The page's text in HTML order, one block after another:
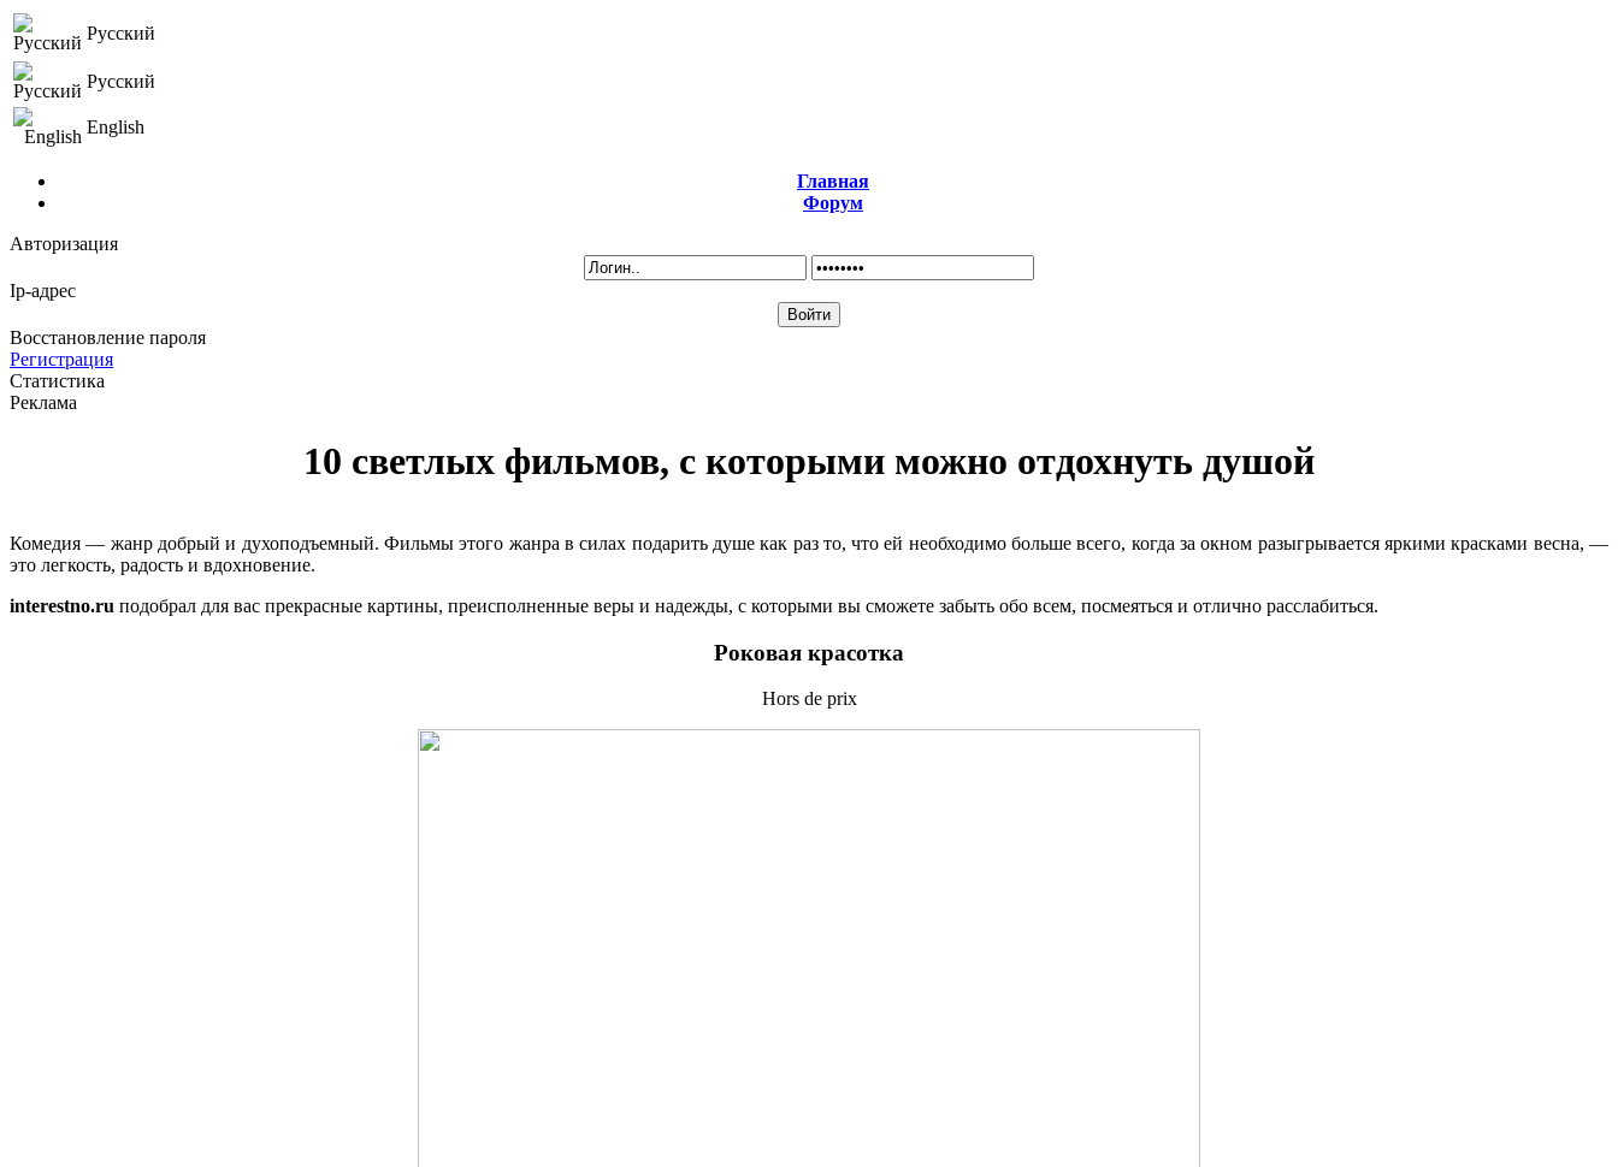
Русский
Русский
English
Главная
Форум
Авторизация
Ip-адрес
Восстановление пароля
Регистрация
Статистика
Реклама
10 светлых фильмов, с которыми можно отдохнуть душой
Комедия — жанр добрый и духоподъемный. Фильмы этого жанра в силах подарить душе как раз то, что ей необходимо больше всего, когда за окном разыгрывается яркими красками весна, —
это легкость, радость и вдохновение.
interestno.ru подобрал для вас прекрасные картины, преисполненные веры и надежды, с которыми вы сможете забыть обо всем, посмеяться и отлично расслабиться.
Роковая красотка
Hors de prix